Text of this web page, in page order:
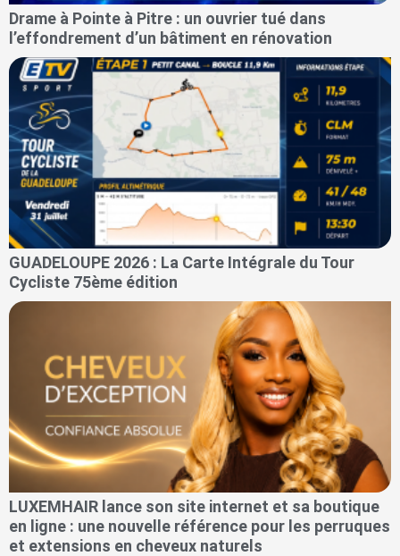
Drame à Pointe à Pitre : un ouvrier tué dans
l’effondrement d’un bâtiment en rénovation
GUADELOUPE 2026 : La Carte Intégrale du Tour
Cycliste 75ème édition
LUXEMHAIR lance son site internet et sa boutique
en ligne : une nouvelle référence pour les perruques
et extensions en cheveux naturels